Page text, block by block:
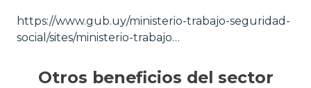
https://www.gub.uy/ministerio-trabajo-seguridad-
social/sites/ministerio-trabajo…
Otros beneficios del sector